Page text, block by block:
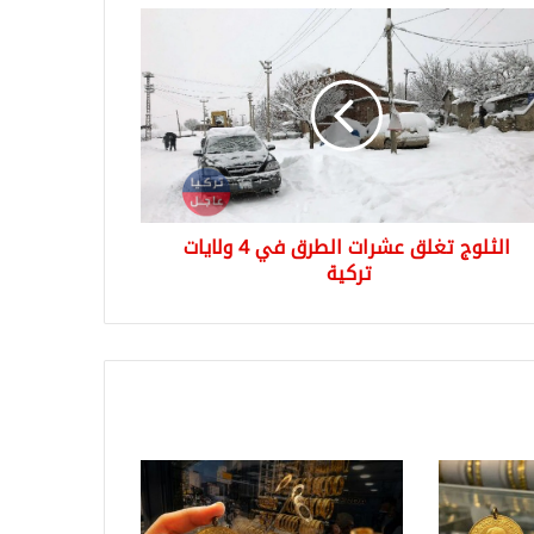
الثلوج تغلق عشرات الطرق في 4 ولايات
تركية